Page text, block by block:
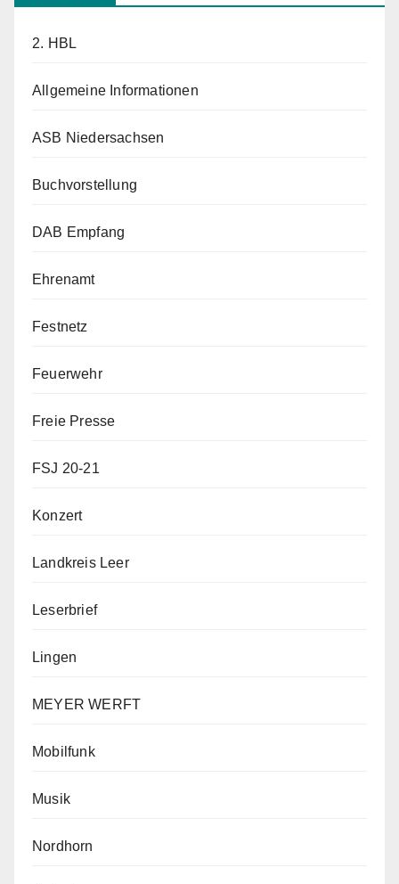
2. HBL
Allgemeine Informationen
ASB Niedersachsen
Buchvorstellung
DAB Empfang
Ehrenamt
Festnetz
Feuerwehr
Freie Presse
FSJ 20-21
Konzert
Landkreis Leer
Leserbrief
Lingen
MEYER WERFT
Mobilfunk
Musik
Nordhorn